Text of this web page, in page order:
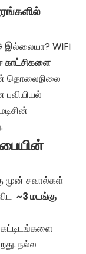
இல்லையா? WiFi
காட்சிகளை
தொலைநிலை
முன் சவால்கள்
~3 மடங்கு
நல்ல